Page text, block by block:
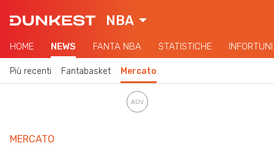
NBA
HOME NEWS FANTA NBA STATISTICHE INFORTUNI
Più recenti Fantabasket Mercato
MERCATO